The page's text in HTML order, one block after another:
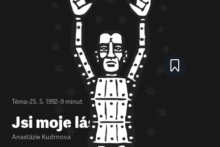
Téma•25. 5. 1992•9 minut
Jsi moje láska
Anastázie Kudrnová